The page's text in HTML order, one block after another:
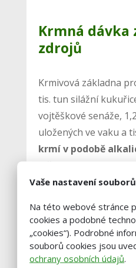
Krmná dávka
zdrojů
Krmivová základna
tis. tun silážní
vojtěškové senáže,
uložených ve vaku a
krmí v podobě
přidávány vyvazovače
se je pokusí vysadit. V
velkým problémem
silážních jamách,
slunci. V loňském
Vaše nastavení
Na této webové stránce
cookies a podobné
„cookies“). Podrobné
souborů cookies jsou
ochrany osobních údajů.